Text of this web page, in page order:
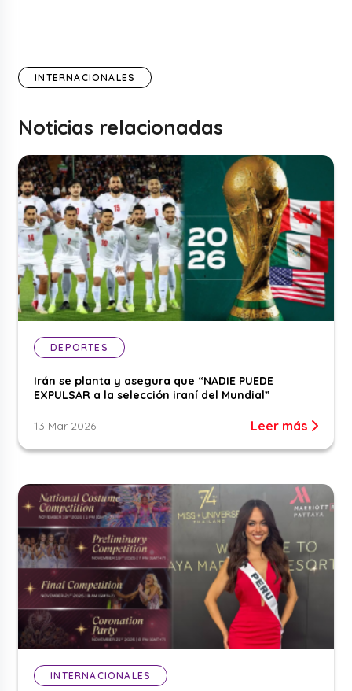
INTERNACIONALES
Noticias relacionadas
DEPORTES
Irán se planta y asegura que “NADIE PUEDE
EXPULSAR a la selección iraní del Mundial”
13 Mar 2026 Leer más
INTERNACIONALES